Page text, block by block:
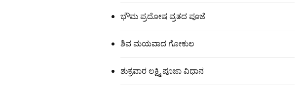
ಭೌಮ ಪ್ರದೋಷ ವ್ರತದ ಪೂಜೆ
ಶಿವ ಮಯವಾದ ಗೋಕುಲ
ಶುಕ್ರವಾರ ಲಕ್ಷ್ಮಿ ಪೂಜಾ ವಿಧಾನ